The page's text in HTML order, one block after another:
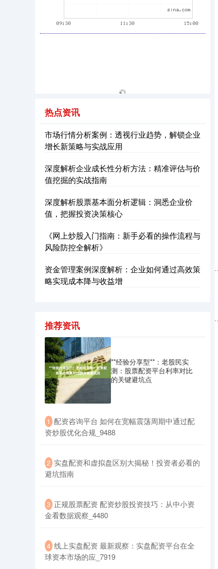
热点资讯
市场行情分析案例：透视行业趋势，解锁企业
增长新策略与实战应用
深度解析企业成长性分析方法：精准评估与价
值挖掘的实战指南
深度解析股票基本面分析逻辑：洞悉企业价
值，把握投资决策核心
《网上炒股入门指南：新手必看的操作流程与
风险防控全解析》
资金管理案例深度解析：企业如何通过高效策
略实现成本降与收益增
推荐资讯
**经验分享型**：老股民实
测：股票配资平台利率对比
的关键避坑点
1 ​配资咨询平台 如何在宽幅震荡周期中通过配
资炒股优化合规_9488
2 ​实盘配资和虚拟盘区别大揭秘！投资者必看的
避坑指南
3 ​正规股票配资 配资炒股投资技巧：从中小资
金看数据观察_4480
4 ​线上实盘配资 最新观察：实盘配资平台在全
球资本市场的应_7919